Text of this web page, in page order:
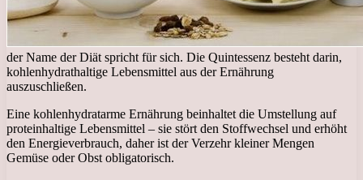
der Name der Diät spricht für sich. Die Quintessenz besteht darin,
kohlenhydrathaltige Lebensmittel aus der Ernährung
auszuschließen.
Eine kohlenhydratarme Ernährung beinhaltet die Umstellung auf
proteinhaltige Lebensmittel – sie stört den Stoffwechsel und erhöht
den Energieverbrauch, daher ist der Verzehr kleiner Mengen
Gemüse oder Obst obligatorisch.